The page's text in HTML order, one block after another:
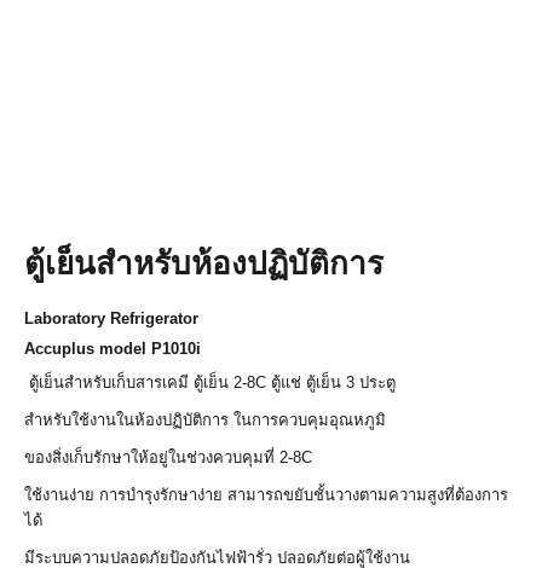
ตู้เย็นสำหรับห้องปฏิบัติการ
Laboratory Refrigerator
Accuplus model P1010i
ตู้เย็นสำหรับเก็บสารเคมี ตู้เย็น 2-8C ตู้แช่ ตู้เย็น 3 ประตู
สำหรับใช้งานในห้องปฏิบัติการ ในการควบคุมอุณหภูมิ
ของสิ่งเก็บรักษาให้อยู่ในช่วงควบคุมที่ 2-8C
ใช้งานง่าย การบำรุงรักษาง่าย สามารถขยับชั้นวางตามความสูงที่ต้องการ
ได้
มีระบบความปลอดภัยป้องกันไฟฟ้ารั่ว ปลอดภัยต่อผู้ใช้งาน